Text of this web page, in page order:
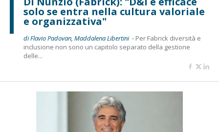
solo se entra nella cultura valoriale
e organizzativa"
di Flavio Padovan, Maddalena Libertini - Per Fabrick diversità e
inclusione non sono un capitolo separato della gestione
delle...